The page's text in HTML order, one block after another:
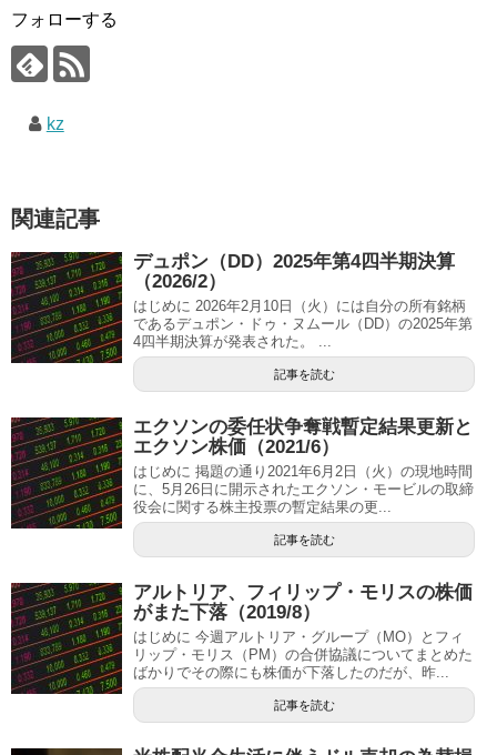
フォローする
kz
関連記事
デュポン（DD）2025年第4四半期決算
（2026/2）
はじめに 2026年2月10日（火）には自分の所有銘柄
であるデュポン・ドゥ・ヌムール（DD）の2025年第
4四半期決算が発表された。 ...
記事を読む
エクソンの委任状争奪戦暫定結果更新と
エクソン株価（2021/6）
はじめに 掲題の通り2021年6月2日（火）の現地時間
に、5月26日に開示されたエクソン・モービルの取締
役会に関する株主投票の暫定結果の更...
記事を読む
アルトリア、フィリップ・モリスの株価
がまた下落（2019/8）
はじめに 今週アルトリア・グループ（MO）とフィ
リップ・モリス（PM）の合併協議についてまとめた
ばかりでその際にも株価が下落したのだが、昨...
記事を読む